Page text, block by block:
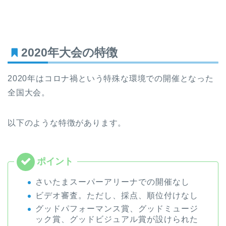
2020年大会の特徴
2020年はコロナ禍という特殊な環境での開催となった
全国大会。
以下のような特徴があります。
さいたまスーパーアリーナでの開催なし
ビデオ審査。ただし、採点、順位付けなし
グッドパフォーマンス賞、グッドミュージ
ック賞、グッドビジュアル賞が設けられた